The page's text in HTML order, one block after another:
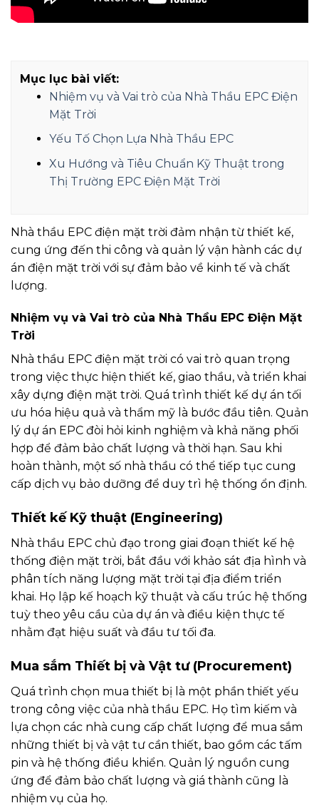
Mục lục bài viết:
Nhiệm vụ và Vai trò của Nhà Thầu EPC Điện
Mặt Trời
Yếu Tố Chọn Lựa Nhà Thầu EPC
Xu Hướng và Tiêu Chuẩn Kỹ Thuật trong
Thị Trường EPC Điện Mặt Trời
Nhà thầu EPC điện mặt trời đảm nhận từ thiết kế,
cung ứng đến thi công và quản lý vận hành các dự
án điện mặt trời với sự đảm bảo về kinh tế và chất
lượng.
Nhiệm vụ và Vai trò của Nhà Thầu EPC Điện Mặt
Trời
Nhà thầu EPC điện mặt trời có vai trò quan trọng
trong việc thực hiện thiết kế, giao thầu, và triển khai
xây dựng điện mặt trời. Quá trình thiết kế dự án tối
ưu hóa hiệu quả và thẩm mỹ là bước đầu tiên. Quản
lý dự án EPC đòi hỏi kinh nghiệm và khả năng phối
hợp để đảm bảo chất lượng và thời hạn. Sau khi
hoàn thành, một số nhà thầu có thể tiếp tục cung
cấp dịch vụ bảo dưỡng để duy trì hệ thống ổn định.
Thiết kế Kỹ thuật (Engineering)
Nhà thầu EPC chủ đạo trong giai đoạn thiết kế hệ
thống điện mặt trời, bắt đầu với khảo sát địa hình và
phân tích năng lượng mặt trời tại địa điểm triển
khai. Họ lập kế hoạch kỹ thuật và cấu trúc hệ thống
tuỳ theo yêu cầu của dự án và điều kiện thực tế
nhằm đạt hiệu suất và đầu tư tối đa.
Mua sắm Thiết bị và Vật tư (Procurement)
Quá trình chọn mua thiết bị là một phần thiết yếu
trong công việc của nhà thầu EPC. Họ tìm kiếm và
lựa chọn các nhà cung cấp chất lượng để mua sắm
những thiết bị và vật tư cần thiết, bao gồm các tấm
pin và hệ thống điều khiển. Quản lý nguồn cung
ứng để đảm bảo chất lượng và giá thành cũng là
nhiệm vụ của họ.